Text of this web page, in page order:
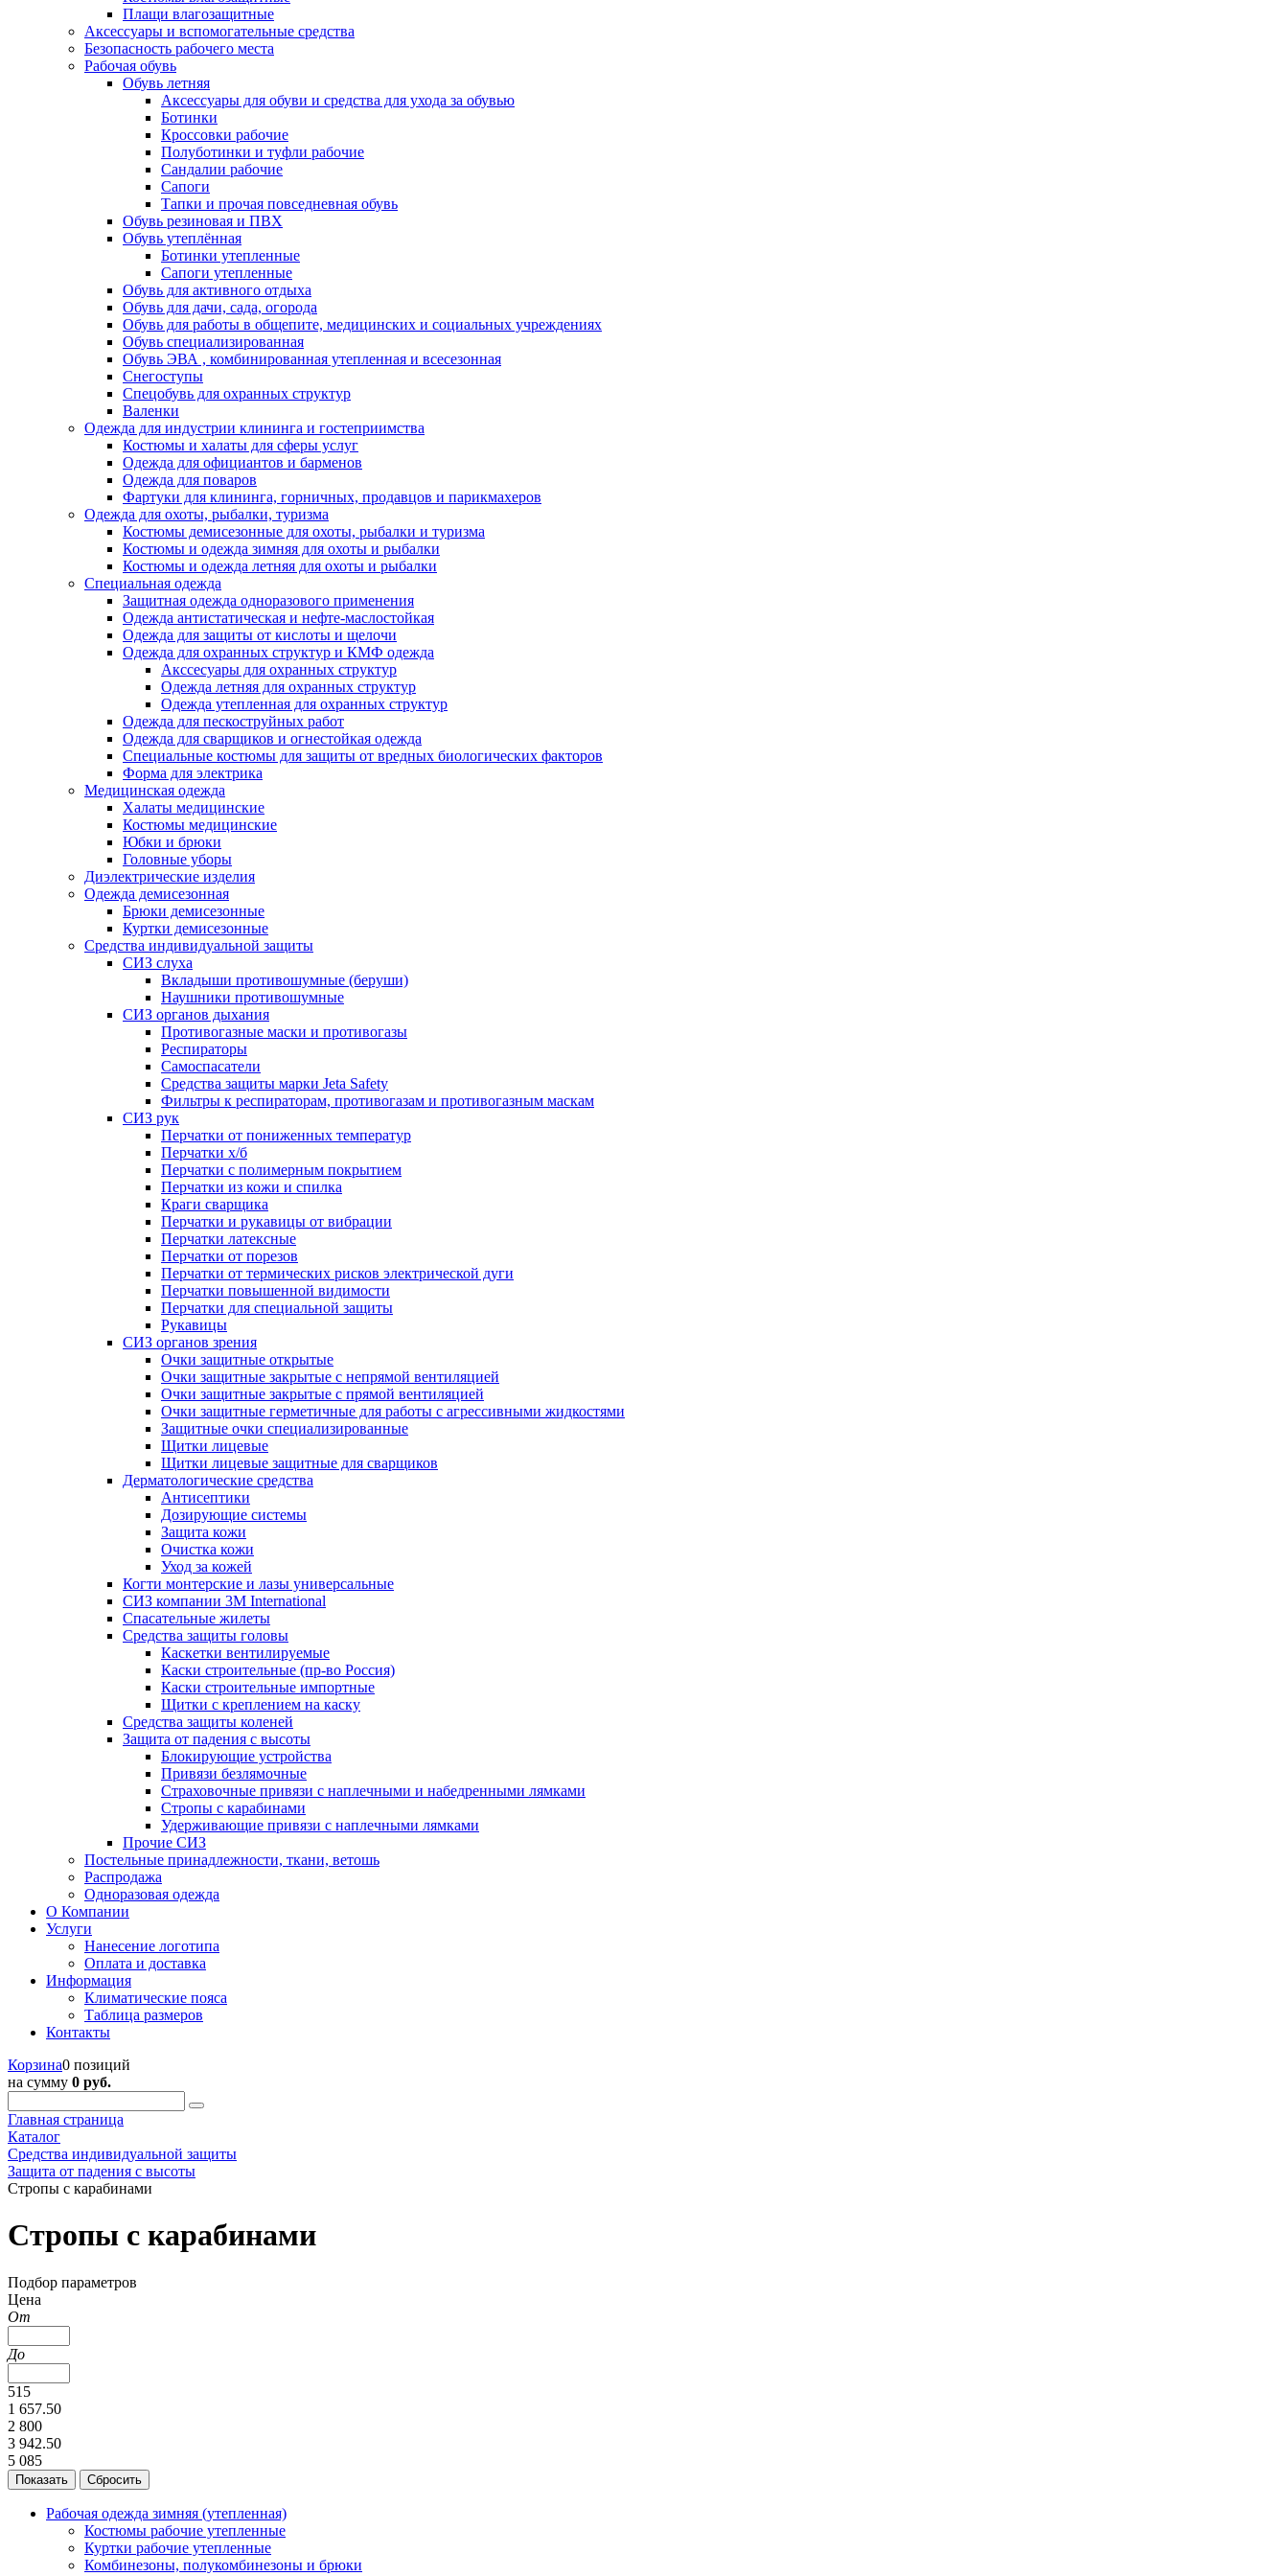
Плащи влагозащитные
Аксессуары и вспомогательные средства
Безопасность рабочего места
Рабочая обувь
Обувь летняя
Аксессуары для обуви и средства для ухода за обувью
Ботинки
Кроссовки рабочие
Полуботинки и туфли рабочие
Сандалии рабочие
Сапоги
Тапки и прочая повседневная обувь
Обувь резиновая и ПВХ
Обувь утеплённая
Ботинки утепленные
Сапоги утепленные
Обувь для активного отдыха
Обувь для дачи, сада, огорода
Обувь для работы в общепите, медицинских и социальных учреждениях
Обувь специализированная
Обувь ЭВА , комбинированная утепленная и всесезонная
Снегоступы
Спецобувь для охранных структур
Валенки
Одежда для индустрии клининга и гостеприимства
Костюмы и халаты для сферы услуг
Одежда для официантов и барменов
Одежда для поваров
Фартуки для клининга, горничных, продавцов и парикмахеров
Одежда для охоты, рыбалки, туризма
Костюмы демисезонные для охоты, рыбалки и туризма
Костюмы и одежда зимняя для охоты и рыбалки
Костюмы и одежда летняя для охоты и рыбалки
Специальная одежда
Защитная одежда одноразового применения
Одежда антистатическая и нефте-маслостойкая
Одежда для защиты от кислоты и щелочи
Одежда для охранных структур и КМФ одежда
Акссесуары для охранных структур
Одежда летняя для охранных структур
Одежда утепленная для охранных структур
Одежда для пескоструйных работ
Одежда для сварщиков и огнестойкая одежда
Специальные костюмы для защиты от вредных биологических факторов
Форма для электрика
Медицинская одежда
Халаты медицинские
Костюмы медицинские
Юбки и брюки
Головные уборы
Диэлектрические изделия
Одежда демисезонная
Брюки демисезонные
Куртки демисезонные
Средства индивидуальной защиты
СИЗ слуха
Вкладыши противошумные (беруши)
Наушники противошумные
СИЗ органов дыхания
Противогазные маски и противогазы
Респираторы
Самоспасатели
Средства защиты марки Jeta Safety
Фильтры к респираторам, противогазам и противогазным маскам
СИЗ рук
Перчатки от пониженных температур
Перчатки х/б
Перчатки с полимерным покрытием
Перчатки из кожи и спилка
Краги сварщика
Перчатки и рукавицы от вибрации
Перчатки латексные
Перчатки от порезов
Перчатки от термических рисков электрической дуги
Перчатки повышенной видимости
Перчатки для специальной защиты
Рукавицы
СИЗ органов зрения
Очки защитные открытые
Очки защитные закрытые с непрямой вентиляцией
Очки защитные закрытые с прямой вентиляцией
Очки защитные герметичные для работы с агрессивными жидкостями
Защитные очки специализированные
Щитки лицевые
Щитки лицевые защитные для сварщиков
Дерматологические средства
Антисептики
Дозирующие системы
Защита кожи
Очистка кожи
Уход за кожей
Когти монтерские и лазы универсальные
СИЗ компании 3М International
Спасательные жилеты
Средства защиты головы
Каскетки вентилируемые
Каски строительные (пр-во Россия)
Каски строительные импортные
Щитки с креплением на каску
Средства защиты коленей
Защита от падения с высоты
Блокирующие устройства
Привязи безлямочные
Страховочные привязи с наплечными и набедренными лямками
Стропы с карабинами
Удерживающие привязи с наплечными лямками
Прочие СИЗ
Постельные принадлежности, ткани, ветошь
Распродажа
Одноразовая одежда
О Компании
Услуги
Нанесение логотипа
Оплата и доставка
Информация
Климатические пояса
Таблица размеров
Контакты
Корзина0 позиций
на сумму 0 руб.
Главная страница
Каталог
Средства индивидуальной защиты
Защита от падения с высоты
Стропы с карабинами
Стропы с карабинами
Подбор параметров
Цена
От
До
515
1 657.50
2 800
3 942.50
5 085
Рабочая одежда зимняя (утепленная)
Костюмы рабочие утепленные
Куртки рабочие утепленные
Комбинезоны, полукомбинезоны и брюки